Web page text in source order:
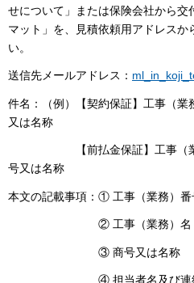
せについて」または保険会社から交
マット」を、見積依頼用アドレスか
い。
送信先メールアドレス：
件名：（例）【契約保証】工事（
又は名称
【前払金保証】工事（業務
号又は名称
本文の記載事項：① 工事（業務）番
② 工事（業務）名
③ 商号又は名称
④ 担当者名及び連